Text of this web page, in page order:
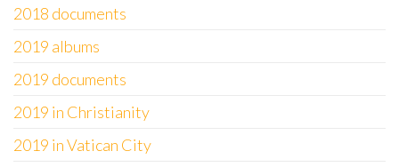
2018 documents
2019 albums
2019 documents
2019 in Christianity
2019 in Vatican City